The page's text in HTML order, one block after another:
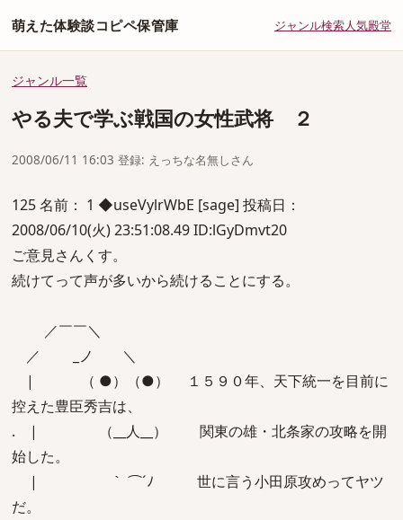
萌えた体験談コピペ保管庫 ジャンル検索人気殿堂
ジャンル一覧
やる夫で学ぶ戦国の女性武将 ２
2008/06/11 16:03 登録: えっちな名無しさん
125 名前： 1 ◆useVylrWbE [sage] 投稿日：
2008/06/10(火) 23:51:08.49 ID:lGyDmvt20
ご意見さんくす。
続けてって声が多いから続けることにする。
／￣￣＼
／ _ノ ＼
| （ ●）（●） １５９０年、天下統一を目前に
控えた豊臣秀吉は、
. | （__人__） 関東の雄・北条家の攻略を開
始した。
| ｀ ⌒´ﾉ 世に言う小田原攻めってヤツ
だ。